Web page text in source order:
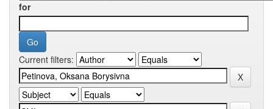
for
Current filters: